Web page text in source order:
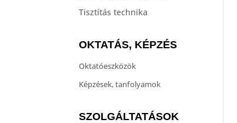
Tisztítás technika
OKTATÁS, KÉPZÉS
Oktatóeszközök
Képzések, tanfolyamok
SZOLGÁLTATÁSOK